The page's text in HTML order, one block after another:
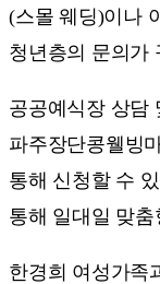
(스몰 웨딩)이나
청년층의 문의가
공공예식장 상담
파주장단콩웰빙
통해 신청할 수
통해 일대일 맞
한경희 여성가족